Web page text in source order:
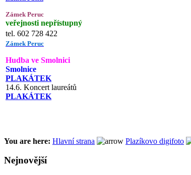
Zámek Peruc
veřejnosti nepřístupný
tel. 602 728 422
Zámek Peruc
Hudba ve Smolnici
Smolnice
PLAKÁTEK
14.6. Koncert laureátů
PLAKÁTEK
You are here: Hlavní strana Plazíkovo digifoto
Nejnovější